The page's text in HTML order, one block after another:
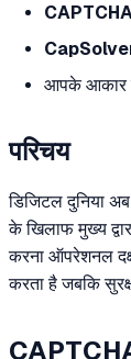
आपके आकार
परिचय
डिजिटल दुनिया
के खिलाफ मुख्य
करना ऑपरेशनल
करता है जबकि